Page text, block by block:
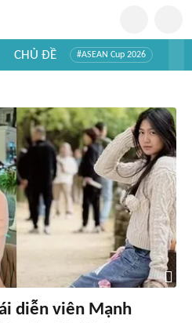
CHỦ ĐỀ #ASEAN Cup 2026
diễn viên Mạnh